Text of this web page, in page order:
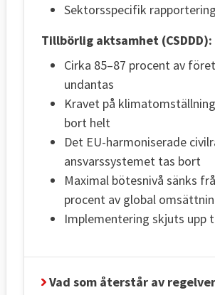
Sektorsspecifik
Tillbörlig aktsamhet (CSDDD):
Cirka 85–87 procent av
undantas
Kravet på
bort helt
Det EU-harmoniserade
ansvarssystemet tas bort
Maximal bötesnivå sänks
procent av global
Implementering skjuts upp
Vad som återstår av